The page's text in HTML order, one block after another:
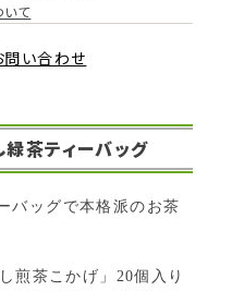
て
問い合わせ
茶ティーバッグ
バッグで本格派のお茶
煎茶こかげ」20個入り